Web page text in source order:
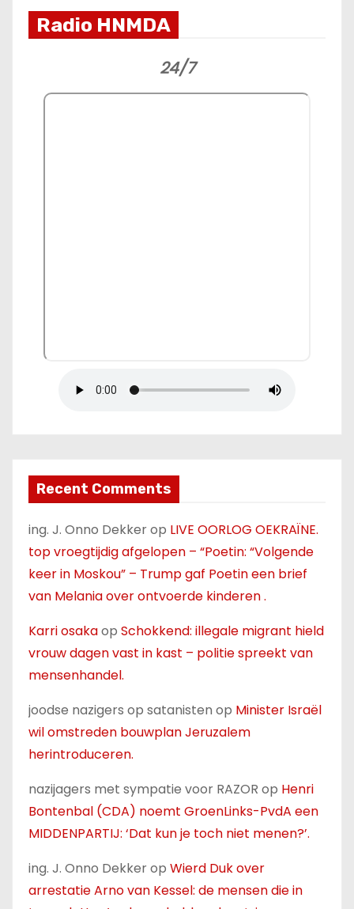
Radio HNMDA
24/7
Recent Comments
ing. J. Onno Dekkerop LIVE OORLOG OEKRAÏNE.
top vroegtijdig afgelopen – “Poetin: “Volgende
keer in Moskou” – Trump gaf Poetin een brief
van Melania over ontvoerde kinderen .
Karri osakaop Schokkend: illegale migrant hield
vrouw dagen vast in kast – politie spreekt van
mensenhandel.
joodse nazigers op satanisten op Minister Israël
wil omstreden bouwplan Jeruzalem
herintroduceren.
nazijagers met sympatie voor RAZOR op Henri
Bontenbal (CDA) noemt GroenLinks-PvdA een
MIDDENPARTIJ: ‘Dat kun je toch niet menen?’.
ing. J. Onno Dekkerop Wierd Duk over
arrestatie Arno van Kessel: de mensen die in